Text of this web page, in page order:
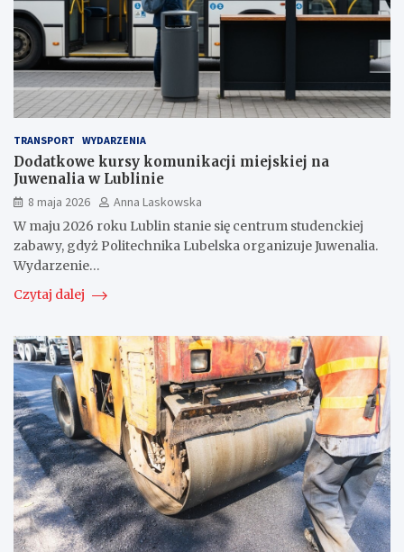
TRANSPORT WYDARZENIA
Dodatkowe kursy komunikacji miejskiej na
Juwenalia w Lublinie
8 maja 2026
Anna Laskowska
W maju 2026 roku Lublin stanie się centrum studenckiej
zabawy, gdyż Politechnika Lubelska organizuje Juwenalia.
Wydarzenie…
Czytaj dalej